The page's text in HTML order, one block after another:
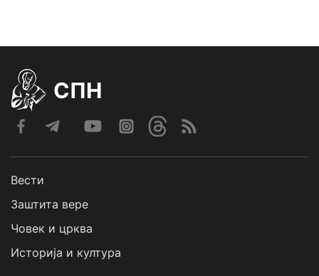
СПН
Вести
Заштита вере
Човек и црква
Историја и култура